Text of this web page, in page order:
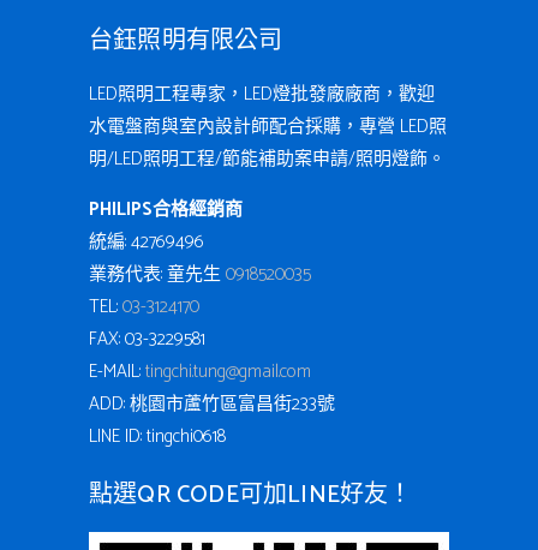
台鈺照明有限公司
LED照明工程專家，LED燈批發廠廠商，歡迎
水電盤商與室內設計師配合採購，專營 LED照
明/LED照明工程/節能補助案申請/照明燈飾。
PHILIPS合格經銷商
統編: 42769496
業務代表: 童先生0918520035
TEL:03-3124170
FAX: 03-3229581
E-MAIL:tingchi.tung@gmail.com
ADD: 桃園市蘆竹區富昌街233號
LINE ID: tingchi0618
點選QR CODE可加LINE好友！